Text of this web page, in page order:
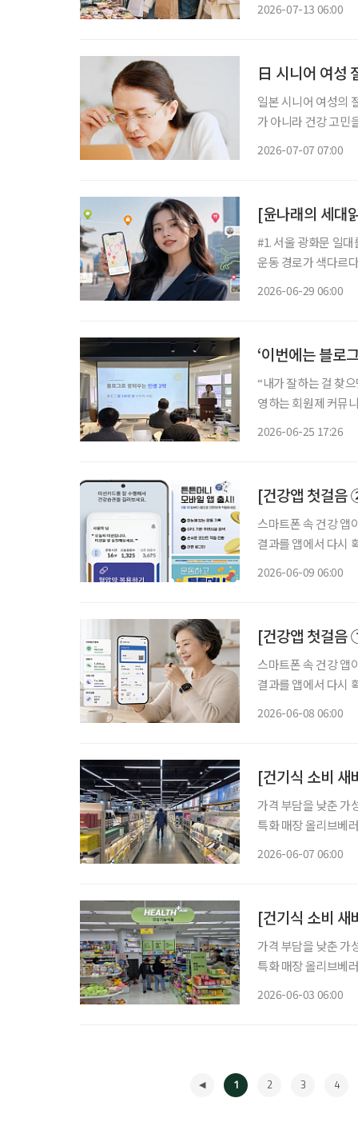
2026-07-13 06:00
日 시니어 여성
일본 시니어 여성의
가 아니라 건강 고민을
2026-07-07 07:00
[윤나래의 세대
#1. 서울 광화문 일
운동 경로가 색다르
2026-06-29 06:00
‘이번에는 블로
“내가 잘하는 걸 찾으면 반드시 돈이 됩니
영하는 회원제 커뮤
2026-06-25 17:26
[건강앱 첫걸음
스마트폰 속 건강 앱
결과를 앱에서 다시
2026-06-09 06:00
[건강앱 첫걸음
스마트폰 속 건강 앱
결과를 앱에서 다시
2026-06-08 06:00
[건기식 소비 새
가격 부담을 낮춘 가
특화 매장 올리브베
2026-06-07 06:00
[건기식 소비
가격 부담을 낮춘 가
특화 매장 올리브베
2026-06-03 06:00
1 2 3 4